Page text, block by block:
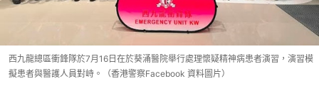
西九龍總區衝鋒隊於7月16日在於葵涌醫院舉行處理懷疑精神病患者演習，演習模
擬患者與醫護人員對峙。（香港警察Facebook 資料圖片）